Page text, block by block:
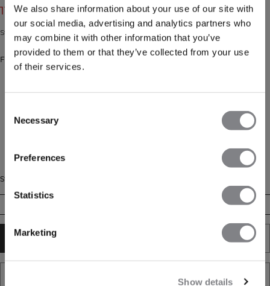
We also share information about your use of our site with
our social media, advertising and analytics partners who
may combine it with other information that you’ve
provided to them or that they’ve collected from your use
of their services.
Selection
Necessary
Preferences
Statistics
Marketing
Show details
119 DKK149 DKK(-20%)
Strømpe med halvlangt skaft.
Farve: ORCHID/LAGOON/PEARLWHITE
Størrelse
42/44
TILFØJ TIL ØNSKESKYEN